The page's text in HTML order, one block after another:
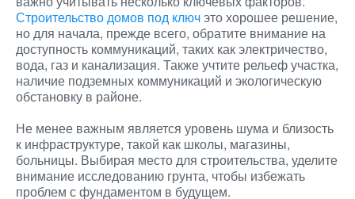
Строительство домов под ключэто хорошее решение,
но для начала, прежде всего, обратите внимание на
доступность коммуникаций, таких как электричество,
вода, газ и канализация. Также учтите рельеф участка,
наличие подземных коммуникаций и экологическую
обстановку в районе.
Не менее важным является уровень шума и близость
к инфраструктуре, такой как школы, магазины,
больницы. Выбирая место для строительства, уделите
внимание исследованию грунта, чтобы избежать
проблем с фундаментом в будущем.